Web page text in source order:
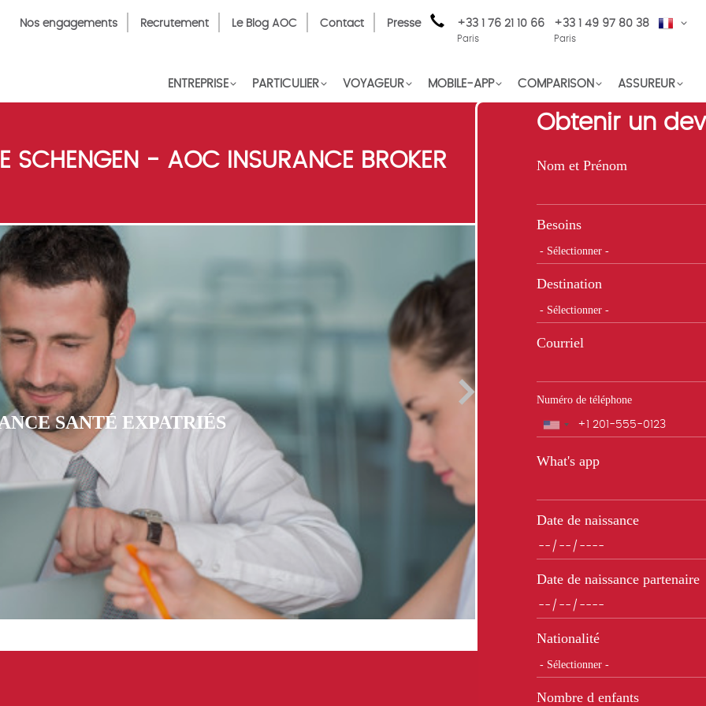
FR
Nos engagements Recrutement Le Blog AOC Contact Presse +33 1 76 21 10 66
Paris
+33 1 49 97 80 38
Paris
ENTREPRISE PARTICULIER VOYAGEUR ASSUREUR
COMPARISON
MOBILE-APP
SCHENGEN - AOC INSURANCE BROKER
MUTUELLE CFE
Obtenir un
Nom et Prénom
Besoins
Destination
Courriel
Numéro de téléphone
Téléphone
What's app
Date de naissance
Date de naissance partenaire
Nationalité
Nombre d enfants